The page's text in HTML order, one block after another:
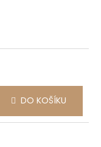
DO KOŠÍKU